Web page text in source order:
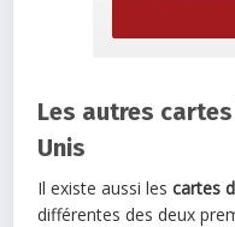
Les autres
Unis
Il existe aussi lescartes
différentes des deux